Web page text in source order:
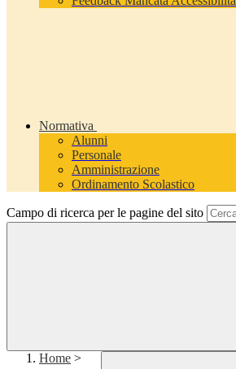
Normativa
Alunni
Personale
Amministrazione
Ordinamento Scolastico
Campo di ricerca per le pagine del sito
Home >